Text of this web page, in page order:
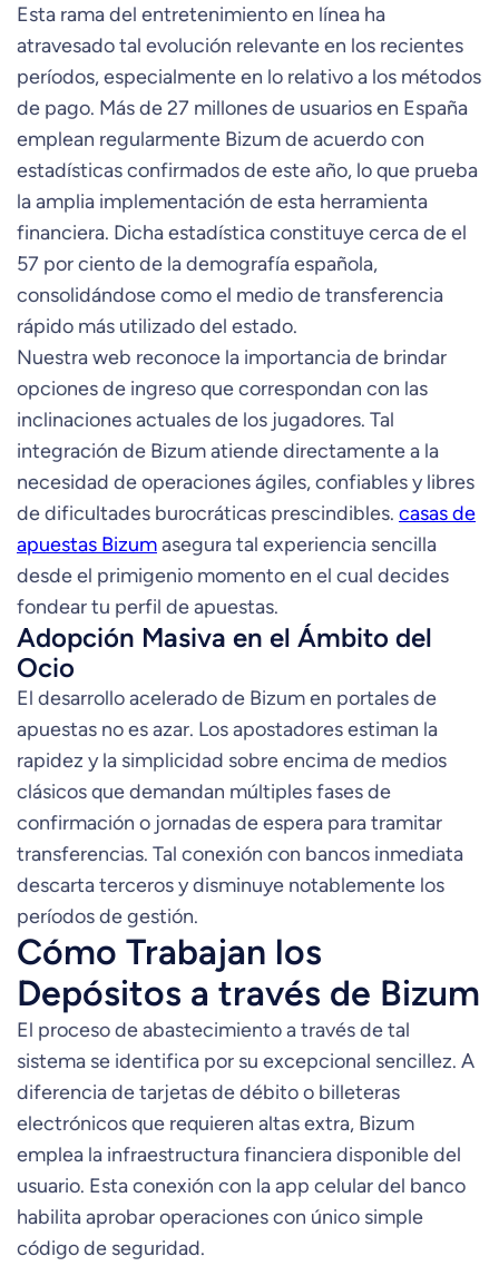
Esta rama del entretenimiento en línea ha
atravesado tal evolución relevante en los recientes
períodos, especialmente en lo relativo a los métodos
de pago. Más de 27 millones de usuarios en España
emplean regularmente Bizum de acuerdo con
estadísticas confirmados de este año, lo que prueba
la amplia implementación de esta herramienta
financiera. Dicha estadística constituye cerca de el
57 por ciento de la demografía española,
consolidándose como el medio de transferencia
rápido más utilizado del estado.
Nuestra web reconoce la importancia de brindar
opciones de ingreso que correspondan con las
inclinaciones actuales de los jugadores. Tal
integración de Bizum atiende directamente a la
necesidad de operaciones ágiles, confiables y libres
de dificultades burocráticas prescindibles. casas de
apuestas Bizumasegura tal experiencia sencilla
desde el primigenio momento en el cual decides
fondear tu perfil de apuestas.
Adopción Masiva en el Ámbito del
Ocio
El desarrollo acelerado de Bizum en portales de
apuestas no es azar. Los apostadores estiman la
rapidez y la simplicidad sobre encima de medios
clásicos que demandan múltiples fases de
confirmación o jornadas de espera para tramitar
transferencias. Tal conexión con bancos inmediata
descarta terceros y disminuye notablemente los
períodos de gestión.
Cómo Trabajan los
Depósitos a través de Bizum
El proceso de abastecimiento a través de tal
sistema se identifica por su excepcional sencillez. A
diferencia de tarjetas de débito o billeteras
electrónicos que requieren altas extra, Bizum
emplea la infraestructura financiera disponible del
usuario. Esta conexión con la app celular del banco
habilita aprobar operaciones con único simple
código de seguridad.